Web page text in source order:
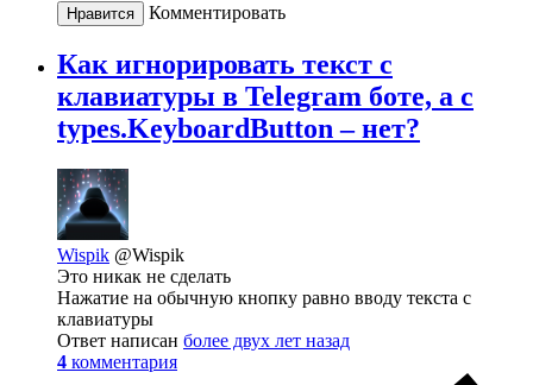
Нравится Комментировать
Как игнорировать текст с
клавиатуры в Telegram боте, а с
types.KeyboardButton – нет?
Wispik @Wispik
Это никак не сделать
Нажатие на обычную кнопку равно вводу текста с
клавиатуры
Ответ написан более двух лет назад
4 комментария